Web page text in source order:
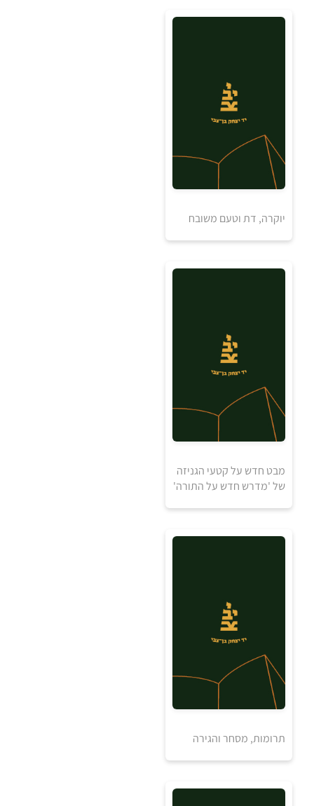
20
₪
למידע ולרכישה
₪
יוקרה, דת וטעם משובח
20
למידע ולרכישה
מבט חדש על קטעי הגניזה
של 'מדרש חדש על התורה'
₪
תרומות, מסחר והגירה